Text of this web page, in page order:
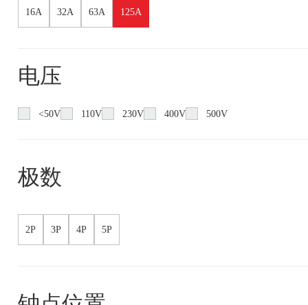
16A 32A 63A 125A
电压
<50V 110V 230V 400V 500V
极数
2P 3P 4P 5P